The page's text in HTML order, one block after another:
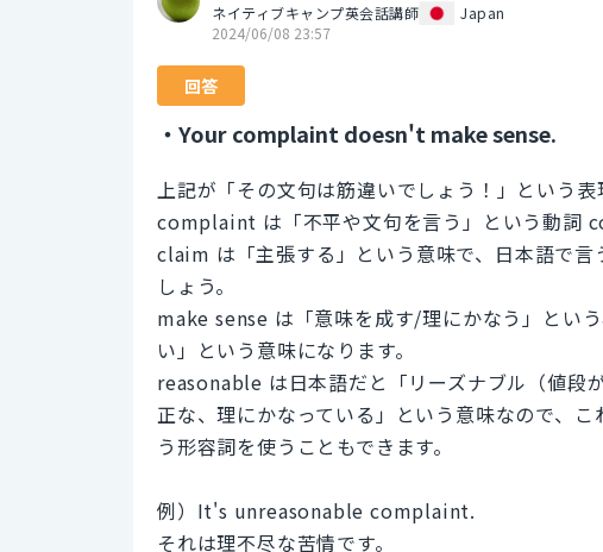
ネイティブキャンプ英会話講師
Japan
2024/06/08 23:57
回答
・Your complaint doesn't make sense.
上記が「その文句は筋違いでしょう！」という表
complaint は「不平や文句を言う」という動詞
claim は「主張する」という意味で、日本語で
しょう。
make sense は「意味を成す/理にかなう」とい
い」という意味になります。
reasonable は日本語だと「リーズナブル（値段
正な、理にかなっている」という意味なので、
う形容詞を使うこともできます。
例）It's unreasonable complaint.
それは理不尽な苦情です。